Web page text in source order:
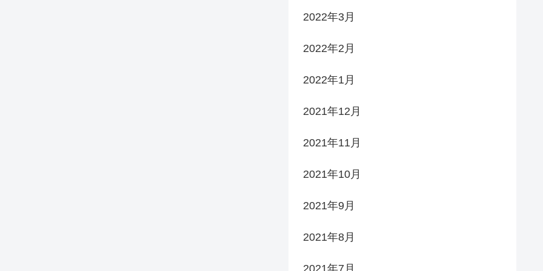
2022年3月
2022年2月
2022年1月
2021年12月
2021年11月
2021年10月
2021年9月
2021年8月
2021年7月